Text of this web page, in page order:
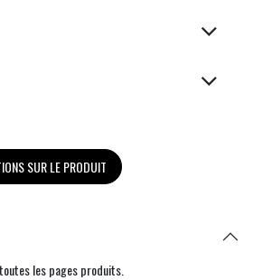
SUR LE PRODUIT
les pages produits.